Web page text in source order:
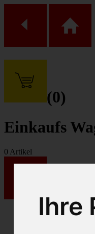
Ihre
(0)
Einkaufs
0 Artikel